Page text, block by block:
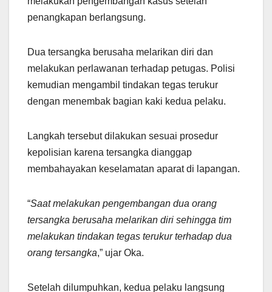
penangkapan berlangsung.
Dua tersangka berusaha melarikan diri dan
melakukan perlawanan terhadap petugas. Polisi
kemudian mengambil tindakan tegas terukur
dengan menembak bagian kaki kedua pelaku.
Langkah tersebut dilakukan sesuai prosedur
kepolisian karena tersangka dianggap
membahayakan keselamatan aparat di lapangan.
“Saat melakukan pengembangan dua orang
tersangka berusaha melarikan diri sehingga tim
melakukan tindakan tegas terukur terhadap dua
orang tersangka,” ujar Oka.
Setelah dilumpuhkan, kedua pelaku langsung